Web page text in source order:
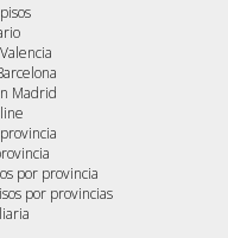
Madrid
por provincia
por provincias